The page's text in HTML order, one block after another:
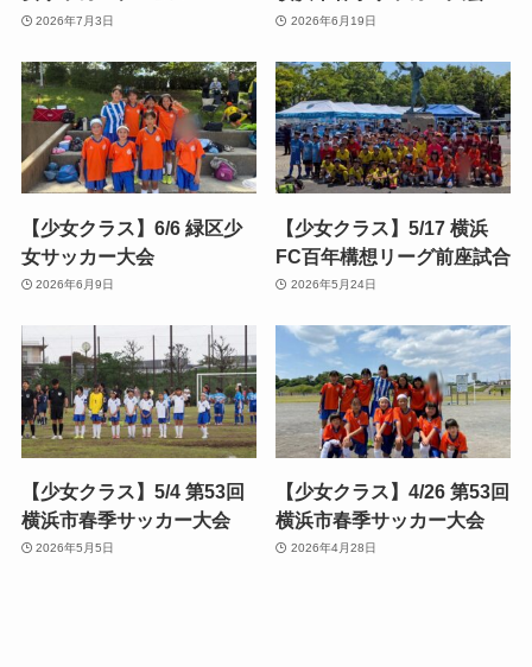
2026年7月3日 2026年6月19日
【少女クラス】6/6 緑区少
女サッカー大会
2026年6月9日
【少女クラス】5/17 横浜
FC百年構想リーグ前座試合
2026年5月24日
【少女クラス】5/4 第53回
横浜市春季サッカー大会
2026年5月5日
【少女クラス】4/26 第53回
横浜市春季サッカー大会
2026年4月28日